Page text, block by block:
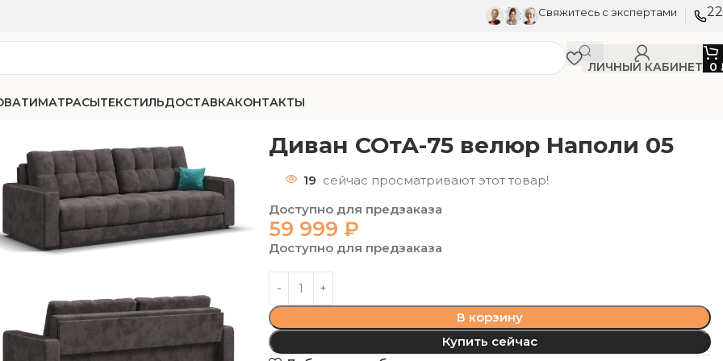
Свяжитесь с экспертами
ЛИЧНЫЙ КАБИНЕТ 0
МАТРАСЫТЕКСТИЛЬДОСТАВКАКОНТАКТЫ
Диван СОтА-75 велюр Наполи 05
19 сейчас просматривают этот товар!
Доступно для предзаказа
59 999₽
Доступно для предзаказа
В корзину
Купить сейчас